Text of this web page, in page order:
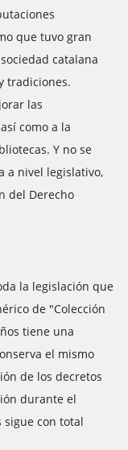
que tuvo gran
catalana
tradiciones.
las
como a la
Y no se
a nivel legislativo,
del Derecho
la legislación que
de "Colección
tiene una
el mismo
de los decretos
durante el
sigue con total